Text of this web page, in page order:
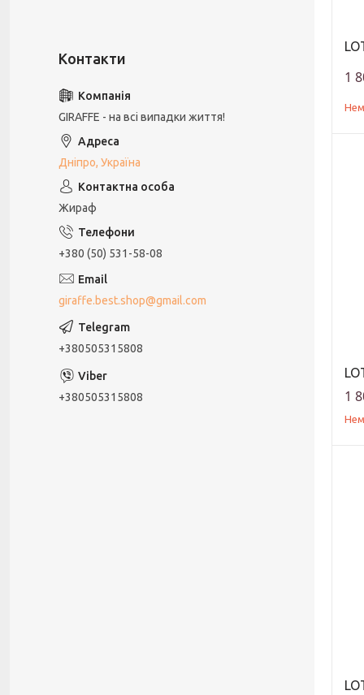
1
1
GIRAFFE - на всі випадки життя!
Дніпро, Україна
Жираф
+380 (50) 531-58-08
giraffe.best.shop@gmail.com
+380505315808
+380505315808